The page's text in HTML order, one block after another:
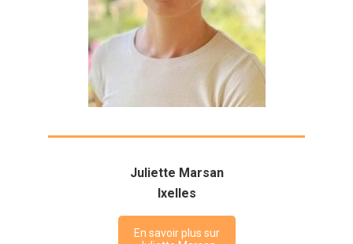
Juliette Marsan
Ixelles
En savoir plus sur